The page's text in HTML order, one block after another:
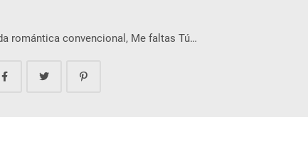
romántica convencional, Me faltas Tú…